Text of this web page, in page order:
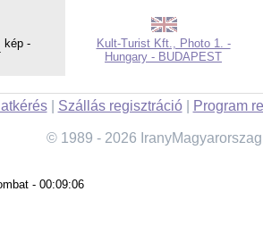
kép -
Kult-Turist Kft., Photo 1. -
Hungary - BUDAPEST
| Szállás regisztráció| Program
© 1989 - 2026
- 00:09:06